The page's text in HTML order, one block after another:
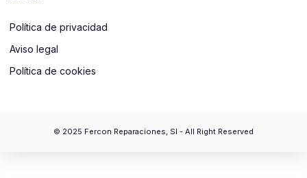
Política de privacidad
Aviso legal
Política de cookies
© 2025 Fercon Reparaciones, Sl - All Right Reserved